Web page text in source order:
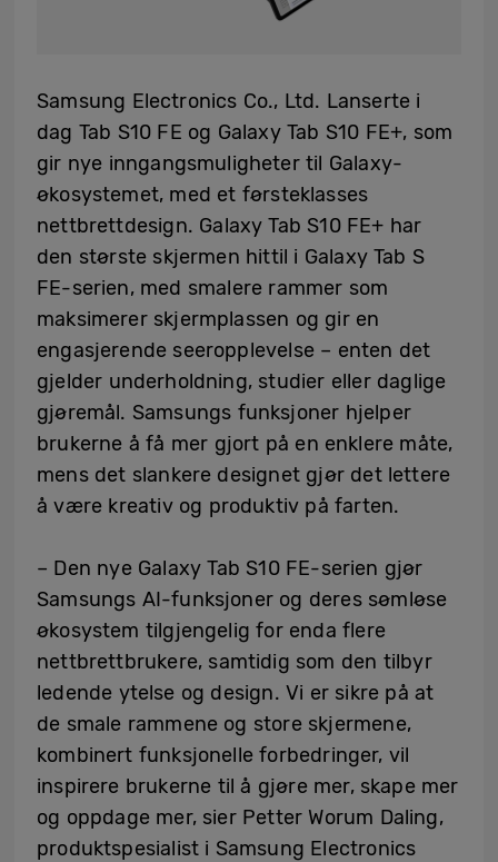
Samsung Electronics Co., Ltd. Lanserte i
dag Tab S10 FE og Galaxy Tab S10 FE+, som
gir nye inngangsmuligheter til Galaxy-
økosystemet, med et førsteklasses
nettbrettdesign. Galaxy Tab S10 FE+ har
den største skjermen hittil i Galaxy Tab S
FE-serien, med smalere rammer som
maksimerer skjermplassen og gir en
engasjerende seeropplevelse – enten det
gjelder underholdning, studier eller daglige
gjøremål. Samsungs funksjoner hjelper
brukerne å få mer gjort på en enklere måte,
mens det slankere designet gjør det lettere
å være kreativ og produktiv på farten.
– Den nye Galaxy Tab S10 FE-serien gjør
Samsungs AI-funksjoner og deres sømløse
økosystem tilgjengelig for enda flere
nettbrettbrukere, samtidig som den tilbyr
ledende ytelse og design. Vi er sikre på at
de smale rammene og store skjermene,
kombinert funksjonelle forbedringer, vil
inspirere brukerne til å gjøre mer, skape mer
og oppdage mer, sier Petter Worum Daling,
produktspesialist i Samsung Electronics